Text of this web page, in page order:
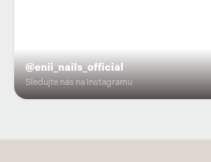
@enii_nails_official
Sledujte nás na Instagramu